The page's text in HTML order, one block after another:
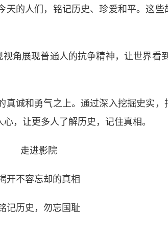
人们，铭记历史、珍爱和平。这些
展现普通人的抗争精神，让世界看
和勇气之上。通过深入挖掘史实，
，让更多人了解历史，记住真相。
走进影院
不容忘却的真相
历史，勿忘国耻